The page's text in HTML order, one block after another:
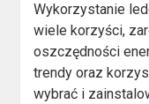
Wykorzystanie
wiele korzyści,
oszczędności
trendy oraz
wybrać i